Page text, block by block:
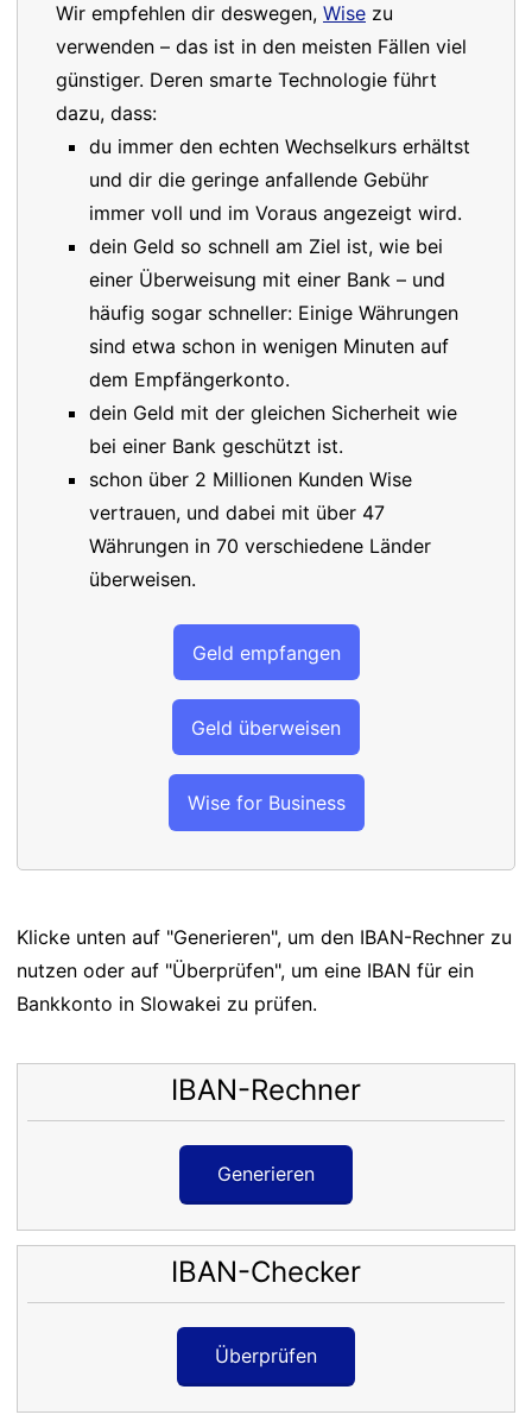
Wir empfehlen dir deswegen, Wise zu
verwenden – das ist in den meisten Fällen viel
günstiger. Deren smarte Technologie führt
dazu, dass:
du immer den echten Wechselkurs erhältst
und dir die geringe anfallende Gebühr
immer voll und im Voraus angezeigt wird.
dein Geld so schnell am Ziel ist, wie bei
einer Überweisung mit einer Bank – und
häufig sogar schneller: Einige Währungen
sind etwa schon in wenigen Minuten auf
dem Empfängerkonto.
dein Geld mit der gleichen Sicherheit wie
bei einer Bank geschützt ist.
schon über 2 Millionen Kunden Wise
vertrauen, und dabei mit über 47
Währungen in 70 verschiedene Länder
überweisen.
Geld empfangen
Geld überweisen
Wise for Business
Klicke unten auf "Generieren", um den IBAN-Rechner zu
nutzen oder auf "Überprüfen", um eine IBAN für ein
Bankkonto in Slowakei zu prüfen.
IBAN-Rechner
Generieren
IBAN-Checker
Überprüfen